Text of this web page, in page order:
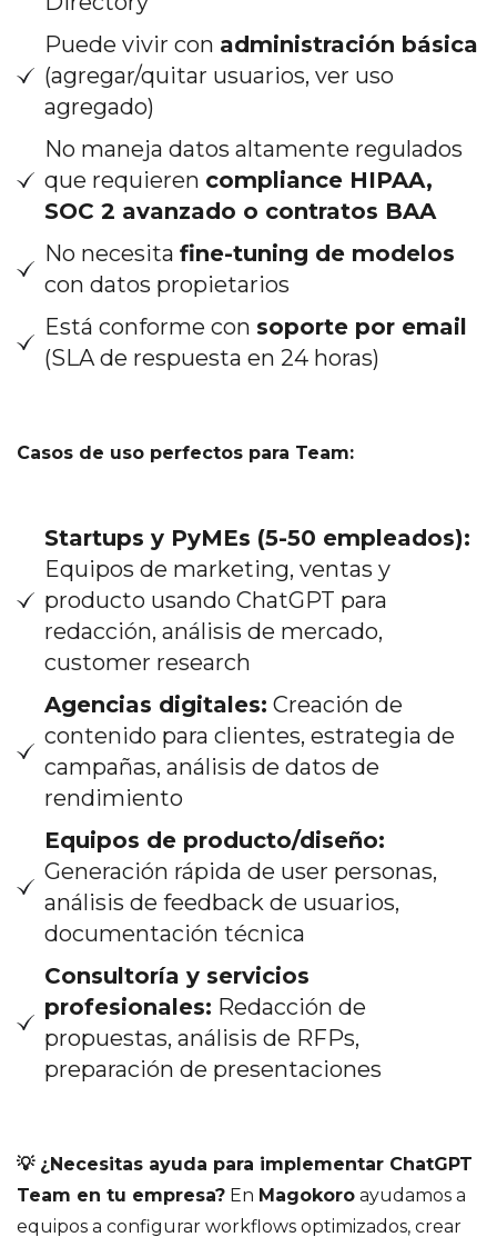
Puede vivir con administración básica
(agregar/quitar usuarios, ver uso
agregado)
No maneja datos altamente regulados
que requieren compliance HIPAA,
SOC 2 avanzado o contratos BAA
No necesita fine-tuning de modelos
con datos propietarios
Está conforme con soporte por email
(SLA de respuesta en 24 horas)
Casos de uso perfectos para Team:
Startups y PyMEs (5-50 empleados):
Equipos de marketing, ventas y
producto usando ChatGPT para
redacción, análisis de mercado,
customer research
Agencias digitales: Creación de
contenido para clientes, estrategia de
campañas, análisis de datos de
rendimiento
Equipos de producto/diseño:
Generación rápida de user personas,
análisis de feedback de usuarios,
documentación técnica
Consultoría y servicios
profesionales: Redacción de
propuestas, análisis de RFPs,
preparación de presentaciones
💡 ¿Necesitas ayuda para implementar ChatGPT
Team en tu empresa? En Magokoro ayudamos a
equipos a configurar workflows optimizados, crear